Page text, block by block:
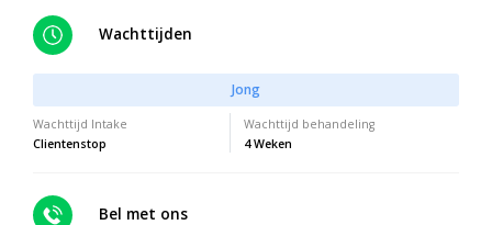
Wachttijden
Jong
Wachttijd Intake
Wachttijd behandeling
Clientenstop
4 Weken
Bel met ons